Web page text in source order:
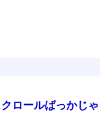
ロールばっかじゃ